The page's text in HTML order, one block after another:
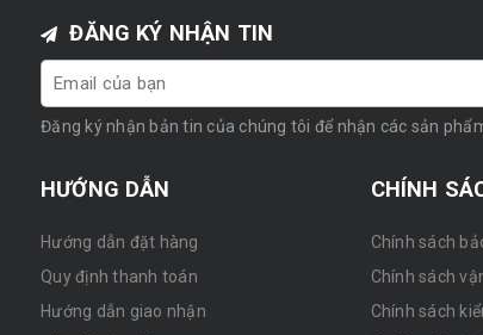
ĐĂNG KÝ NHẬN TIN
Đăng ký nhận bản tin của chúng tôi để nhận các sản
HƯỚNG DẪN
Hướng dẫn đặt hàng
Quy định thanh toán
Hướng dẫn giao nhận
CHÍNH
Chính sách
Chính sách
Chính sách